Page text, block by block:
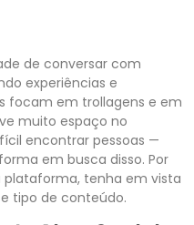
de conversar com
experiências e
focam em trollagens e em
muito espaço no
encontrar pessoas —
em busca disso. Por
plataforma, tenha em vista
tipo de conteúdo.